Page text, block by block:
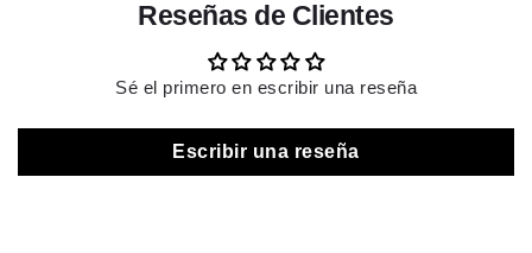
Reseñas de Clientes
Sé el primero en escribir una reseña
Escribir una reseña